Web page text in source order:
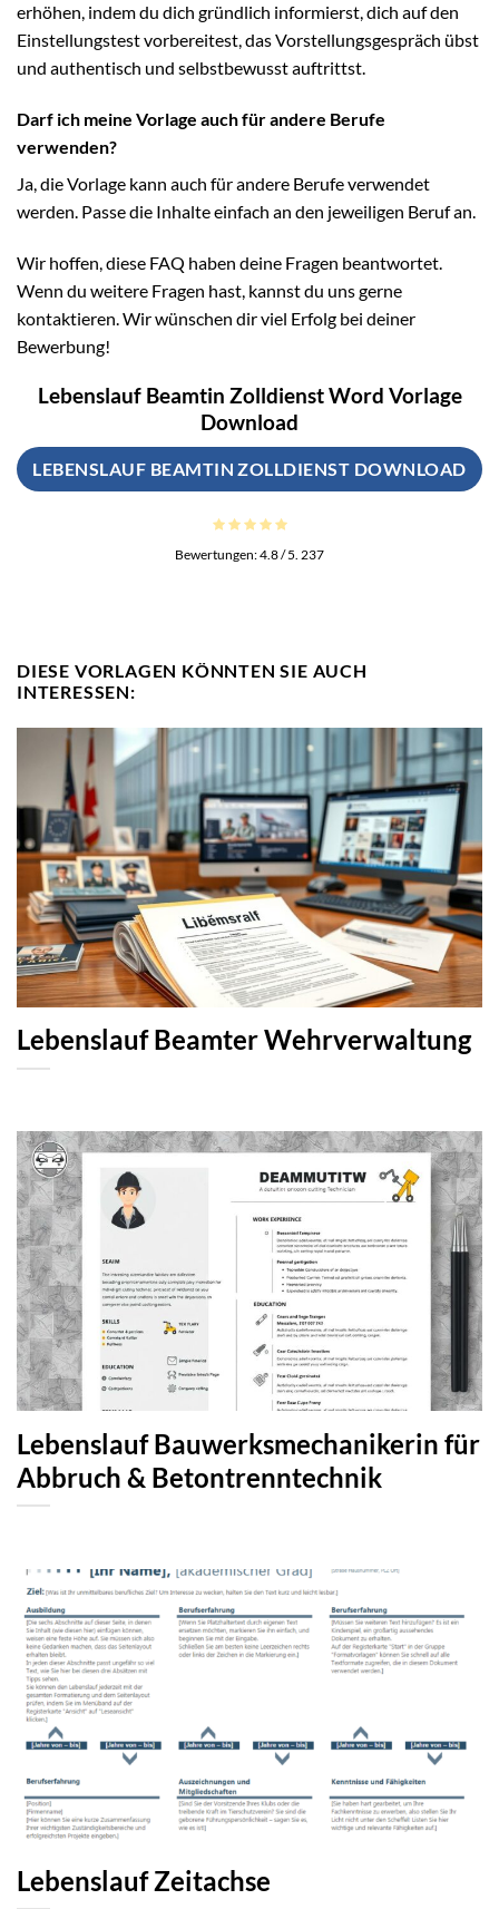
erhöhen, indem du dich gründlich informierst, dich auf den
Einstellungstest vorbereitest, das Vorstellungsgespräch übst
und authentisch und selbstbewusst auftrittst.
Darf ich meine Vorlage auch für andere Berufe
verwenden?
Ja, die Vorlage kann auch für andere Berufe verwendet
werden. Passe die Inhalte einfach an den jeweiligen Beruf an.
Wir hoffen, diese FAQ haben deine Fragen beantwortet.
Wenn du weitere Fragen hast, kannst du uns gerne
kontaktieren. Wir wünschen dir viel Erfolg bei deiner
Bewerbung!
Lebenslauf Beamtin Zolldienst Word Vorlage
Download
LEBENSLAUF BEAMTIN ZOLLDIENST DOWNLOAD
Bewertungen:4.8/ 5. 237
DIESE VORLAGEN KÖNNTEN SIE AUCH
INTERESSEN:
Lebenslauf Beamter Wehrverwaltung
Lebenslauf Bauwerksmechanikerin für
Abbruch & Betontrenntechnik
Lebenslauf Zeitachse